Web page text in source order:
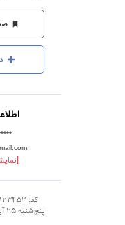
کد: 140208237685123452
پنج‌شنبه 25 آبان 02 ساعت 19:04